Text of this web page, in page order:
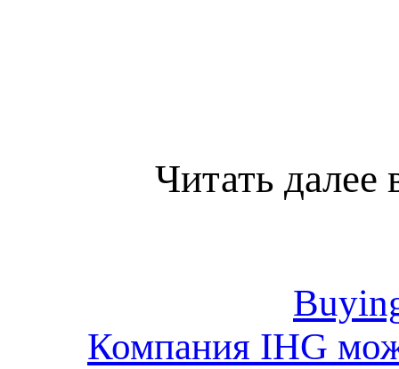
Читать далее
Компания IHG